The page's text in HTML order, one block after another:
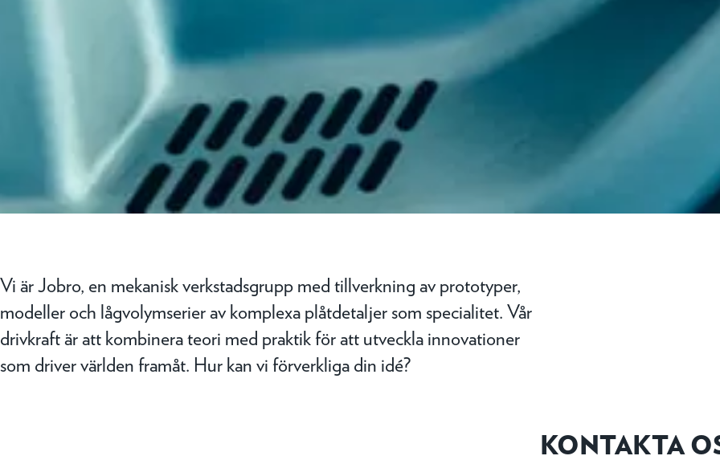
Vi är Jobro, en mekanisk verkstadsgrupp med tillverkning av prototyper,
modeller och lågvolymserier av komplexa plåtdetaljer som specialitet. Vår
drivkraft är att kombinera teori med praktik för att utveckla innovationer
som driver världen framåt. Hur kan vi förverkliga din idé?
KONTAKTA